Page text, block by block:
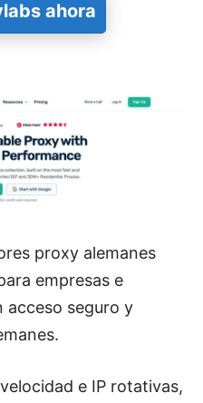
ahora
proxy alemanes
empresas e
acceso seguro y
e IP rotativas,